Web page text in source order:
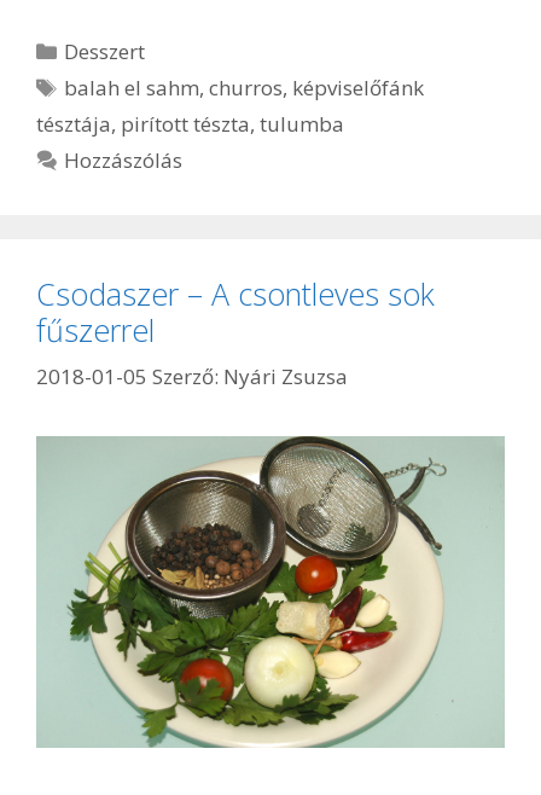
Kategória
Desszert
Címkék
balah el sahm,churros, képviselőfánk
tésztája, pirított tészta, tulumba
Hozzászólás
Csodaszer – A csontleves sok
fűszerrel
2018-01-05 Szerző: Nyári Zsuzsa